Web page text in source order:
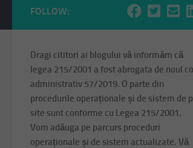
FOLLOW:
Dragi cititori ai blogului vă informăm că
legea 215/2001 a fost abrogata de noul
administrativ 57/2019. O parte din
procedurile operaționale și de sistem de
site sunt conforme cu Legea 215/2001.
Vom adăuga pe parcurs proceduri
operaționale și de sistem actualizate. Vă